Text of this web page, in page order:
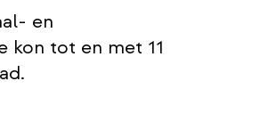
en
kon tot en met 11